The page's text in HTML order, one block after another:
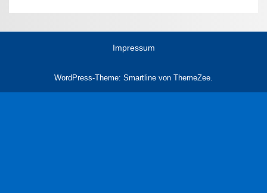
Impressum
WordPress-Theme: Smartline von ThemeZee.